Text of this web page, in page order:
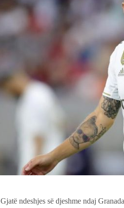
Gjatë ndeshjes së djeshme ndaj